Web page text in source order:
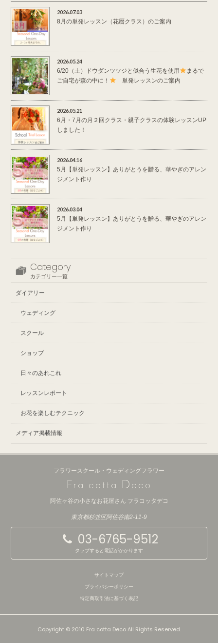
2026.07.03
8月の単発レッスン（花暦クラス）のご案内
2026.05.24
6/20（土）ドウダンツツジと似合う生花を使用
まるで
ご自宅が森の中に！
単発レッスンのご案内
2026.05.21
6月・7月の月２回クラス・親子クラスの体験レッスンUP
しました！
2026.04.16
5月【単発レッスン】ありがとうを贈る、華やぎのアレン
ジメント作り
2026.03.04
5月【単発レッスン】ありがとうを贈る、華やぎのアレン
ジメント作り
Category
カテゴリー一覧
ダイアリー
ウェディング
スクール
ショップ
日々のあれこれ
レッスンレポート
お花を楽しむテクニック
メディア掲載情報
フラワースクール・ウェディングフラワー
Fra cotta D eco
阿佐ヶ谷の小さなお花屋さん フラコッタデコ
東京都杉並区阿佐谷南2-11-9
03-6765-9512
タップすると電話がかかります
サイトマップ
プライバシーポリシー
特定商取引法に基づく表記
Copyright © 2010 Fra cotta Deco All Rights Reserved.